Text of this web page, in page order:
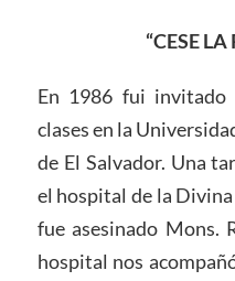
“CESE
En 1986 fui
clases en la
de El Salvador. Una
el hospital de la
fue asesinado Mons.
hospital nos